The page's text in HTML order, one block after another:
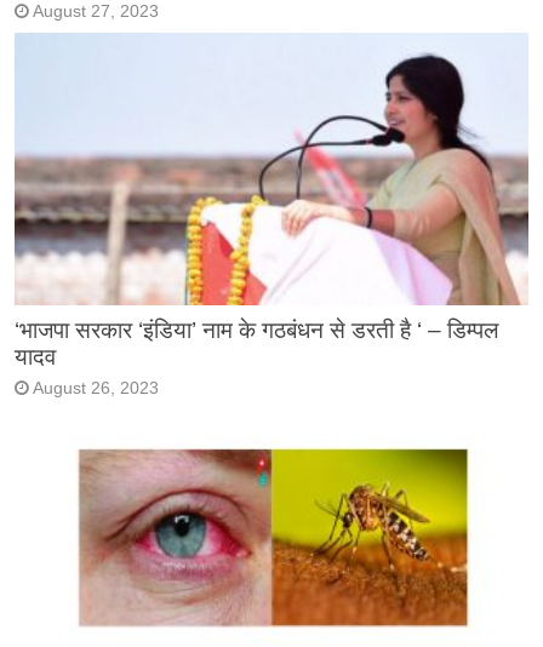
August 27, 2023
‘भाजपा सरकार ‘इंडिया’ नाम के गठबंधन से डरती है ‘ – डिम्पल
यादव
August 26, 2023